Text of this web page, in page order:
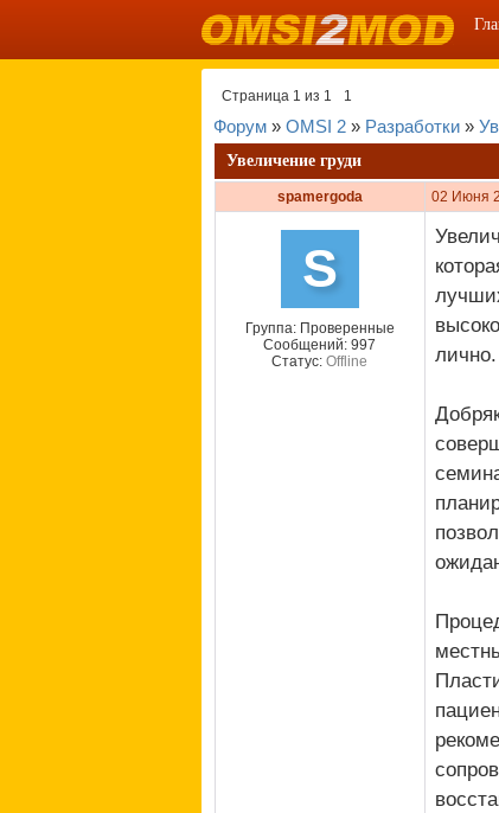
Страница 1 из 1 1
Форум » OMSI 2 » Разработки »
Увеличение груди
spamergoda 02 Июня
S
Группа: Проверенные
Сообщений: 997
Статус: Offline